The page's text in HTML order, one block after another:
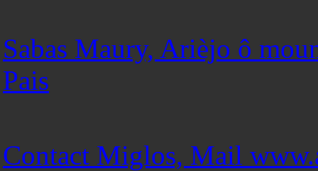
Sabas Maury, Arièjo ô
Pais
Contact Miglos, Mail